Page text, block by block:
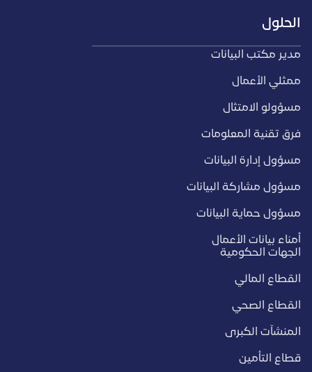
الحلول
مدير مكتب البيانات
ممثلي الأعمال
مسؤولو الامتثال
فرق تقنية المعلومات
مسؤول إدارة البيانات
مسؤول مشاركة البيانات
مسؤول حماية البيانات
أمناء بيانات الأعمال
الجهات الحكومية
القطاع المالي
القطاع الصحي
المنشآت الكبرى
قطاع التأمين